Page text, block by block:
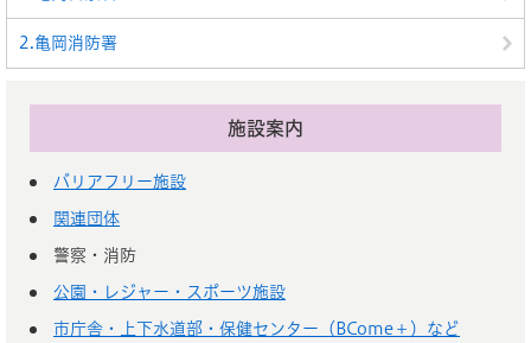
2.亀岡消防署
施設案内
バリアフリー施設
関連団体
警察・消防
公園・レジャー・スポーツ施設
市庁舎・上下水道部・保健センター（BCome＋）など